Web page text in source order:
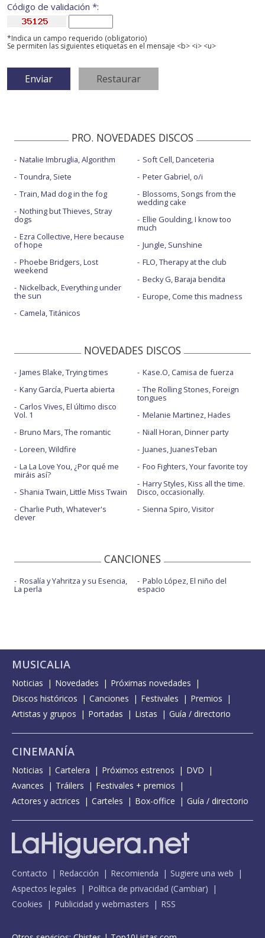
Código de validación *:
*Indica un campo requerido (obligatorio)
Se permiten las siguientes etiquetas en el mensaje <b> <i> <u>
PRO. NOVEDADES DISCOS
Natalie Imbruglia, Algorithm
Toundra, Siete
Train, Mad dog in the fog
Nothing but Thieves, Stray
dogs
Ezra Collective, Here because
of hope
Phoebe Bridgers, Lost
weekend
Nickelback, Everything under
the sun
Camela, Titánicos
Soft Cell, Danceteria
Peter Gabriel, o/i
Blossoms, Songs from the
wedding cake
Ellie Goulding, I know too
much
Jungle, Sunshine
FLO, Therapy at the club
Becky G, Baraja bendita
Europe, Come this madness
NOVEDADES DISCOS
James Blake, Trying times
Kany García, Puerta abierta
Carlos Vives, El último disco
Vol. 1
Bruno Mars, The romantic
Loreen, Wildfire
La La Love You, ¿Por qué me
miráis así?
Shania Twain, Little Miss Twain
Charlie Puth, Whatever's
clever
Kase.O, Camisa de fuerza
The Rolling Stones, Foreign
tongues
Melanie Martinez, Hades
Niall Horan, Dinner party
Juanes, JuanesTeban
Foo Fighters, Your favorite toy
Harry Styles, Kiss all the time.
Disco, occasionally.
Sienna Spiro, Visitor
CANCIONES
Rosalía y Yahritza y su Esencia,
La perla
Pablo López, El niño del
espacio
MUSICALIA
Noticias Novedades
Próximas novedades
Discos históricos
Canciones Festivales
Premios
Artistas y grupos
Portadas Listas Guía / directorio
CINEMANÍA
Noticias Cartelera Próximos estrenos
DVD
Avances
Tráilers
Festivales + premios
Actores y actrices
Carteles Box-office Guía / directorio
Contacto Redacción Recomienda
Sugiere una web
Aspectos legales
Política de privacidad (Cambiar)
Cookies
Publicidad y webmasters RSS